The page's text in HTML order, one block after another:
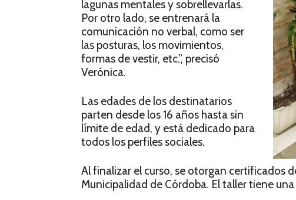
lagunas mentales y sobrellevarlas.
Por otro lado, se entrenará la
comunicación no verbal, como ser
las posturas, los movimientos,
formas de vestir, etc.”, precisó
Verónica.
Las edades de los destinatarios
parten desde los 16 años hasta sin
límite de edad, y está dedicado para
todos los perfiles sociales.
Al finalizar el curso, se otorgan certificados
Municipalidad de Córdoba. El taller tiene